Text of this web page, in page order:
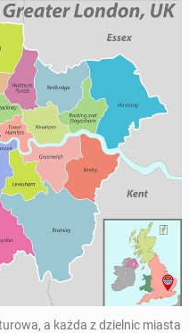
a każda z dzielnic miasta